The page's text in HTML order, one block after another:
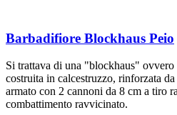
Barbadifiore Blockhaus Peio
Si trattava di una "blockhaus" ovvero
costruita in calcestruzzo, rinforzata
armato con 2 cannoni da 8 cm a tiro
combattimento ravvicinato.